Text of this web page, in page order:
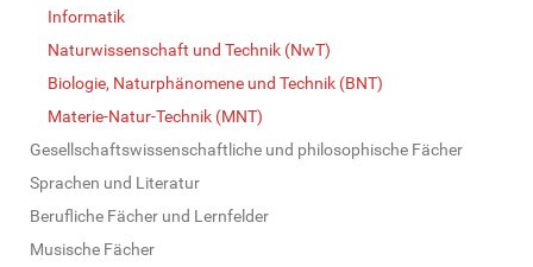
Informatik
Naturwissenschaft und Technik (NwT)
Biologie, Naturphänomene und Technik (BNT)
Materie-Natur-Technik (MNT)
Gesellschaftswissenschaftliche und philosophische Fächer
Sprachen und Literatur
Berufliche Fächer und Lernfelder
Musische Fächer